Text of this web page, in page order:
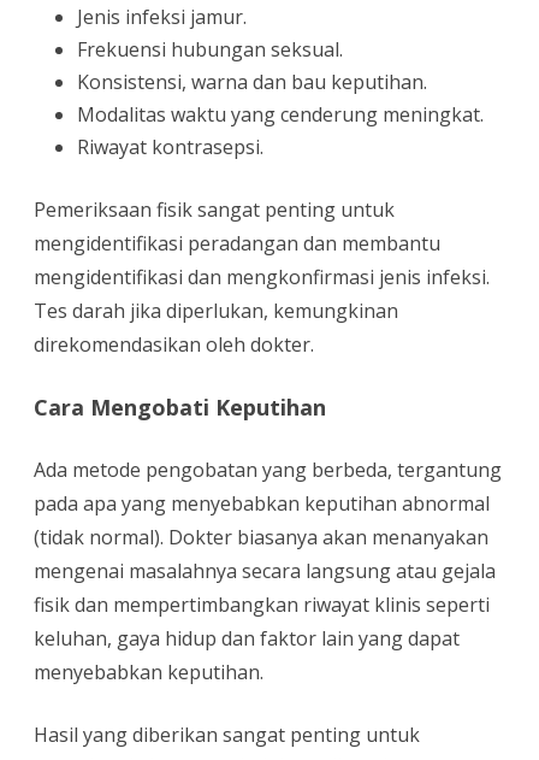
Jenis infeksi jamur.
Frekuensi hubungan seksual.
Konsistensi, warna dan bau keputihan.
Modalitas waktu yang cenderung meningkat.
Riwayat kontrasepsi.
Pemeriksaan fisik sangat penting untuk
mengidentifikasi peradangan dan membantu
mengidentifikasi dan mengkonfirmasi jenis infeksi.
Tes darah jika diperlukan, kemungkinan
direkomendasikan oleh dokter.
Cara Mengobati Keputihan
Ada metode pengobatan yang berbeda, tergantung
pada apa yang menyebabkan keputihan abnormal
(tidak normal). Dokter biasanya akan menanyakan
mengenai masalahnya secara langsung atau gejala
fisik dan mempertimbangkan riwayat klinis seperti
keluhan, gaya hidup dan faktor lain yang dapat
menyebabkan keputihan.
Hasil yang diberikan sangat penting untuk